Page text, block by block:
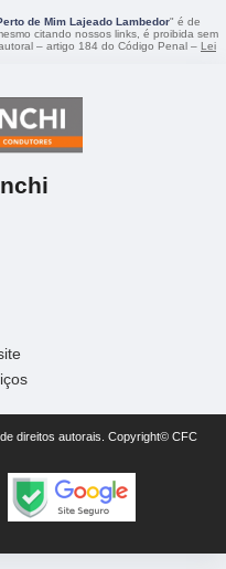
de Mim Lajeado Lambedor" é de
citando nossos links, é proibida sem
– artigo 184 do Código Penal – Lei
direitos autorais. Copyright© CFC